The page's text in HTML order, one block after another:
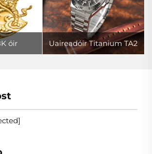
óir Uaireadóir Titanium TA2